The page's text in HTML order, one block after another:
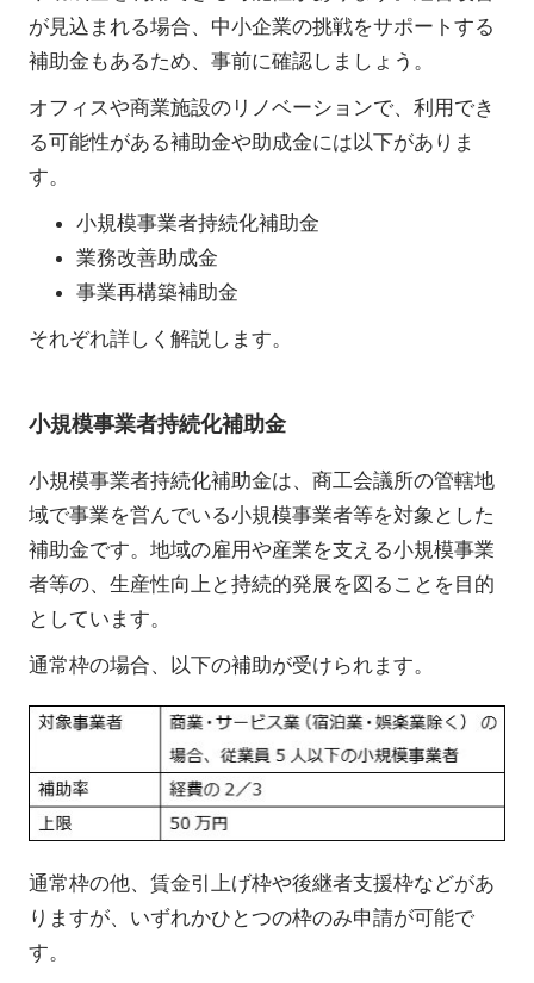
が見込まれる場合、中小企業の挑戦をサポートする
補助金もあるため、事前に確認しましょう。
オフィスや商業施設のリノベーションで、利用でき
る可能性がある補助金や助成金には以下がありま
す。
小規模事業者持続化補助金
業務改善助成金
事業再構築補助金
それぞれ詳しく解説します。
小規模事業者持続化補助金
小規模事業者持続化補助金は、商工会議所の管轄地
域で事業を営んでいる小規模事業者等を対象とした
補助金です。地域の雇用や産業を支える小規模事業
者等の、生産性向上と持続的発展を図ることを目的
としています。
通常枠の場合、以下の補助が受けられます。
通常枠の他、賃金引上げ枠や後継者支援枠などがあ
りますが、いずれかひとつの枠のみ申請が可能で
す。